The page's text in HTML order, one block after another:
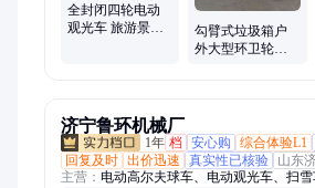
全封闭四轮电动
观光车 旅游景区
勾臂式垃圾箱户
外大型环卫轮毂
济宁鲁环机械厂
1年 档 安心购 综合体验L1
回复及时 出价迅速 真实性已核验
山东
主营： 电动高尔夫球车、电动观光车、扫